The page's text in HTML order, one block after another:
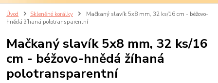
Úvod Skleněné korálky
Mačkaný slavík 5x8 mm, 32 ks/16 cm - béžovo-
hnědá žíhaná polotransparentní
Mačkaný slavík 5x8 mm, 32 ks/16
cm - béžovo-hnědá žíhaná
polotransparentní